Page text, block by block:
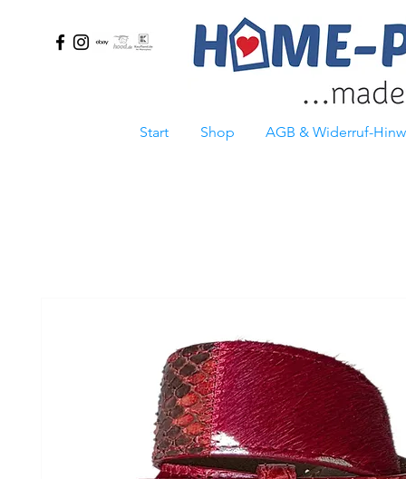
Start Shop AGB & Widerruf-